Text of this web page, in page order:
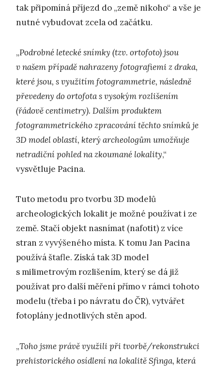
tak připomíná příjezd do „země nikoho“ a vše je
nutné vybudovat zcela od začátku.
„Podrobné letecké snímky (tzv. ortofoto) jsou
v našem případě nahrazeny fotografiemi z draka,
které jsou, s využitím fotogrammetrie, následně
převedeny do ortofota s vysokým rozlišením
(řádově centimetry). Dalším produktem
fotogrammetrického zpracování těchto snímků je
3D model oblastí, který archeologům umožňuje
netradiční pohled na zkoumané lokality,“
vysvětluje Pacina.
Tuto metodu pro tvorbu 3D modelů
archeologických lokalit je možné používat i ze
země. Stačí objekt nasnímat (nafotit) z více
stran z vyvýšeného místa. K tomu Jan Pacina
používá štafle. Získá tak 3D model
s milimetrovým rozlišením, který se dá již
používat pro další měření přímo v rámci tohoto
modelu (třeba i po návratu do ČR), vytvářet
fotoplány jednotlivých stěn apod.
„Toho jsme právě využili při tvorbě/rekonstrukci
prehistorického osídlení na lokalitě Sfinga, která